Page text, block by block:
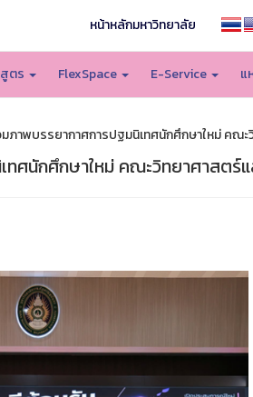
หน้าหลักมหาวิทยาลัย
ตร FlexSpace E-Service แ
ภาพบรรยากาศการปฐมนิเทศนักศึกษาใหม่ คณ
ศนักศึกษาใหม่ คณะวิทยาศาสตร์